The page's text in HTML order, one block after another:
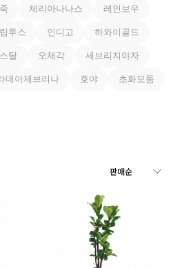
체리아나나스 레인보우
투스 인디고 하와이골드
탈 오채각 세브리지야자
데아제브리나 호야 초화모둠